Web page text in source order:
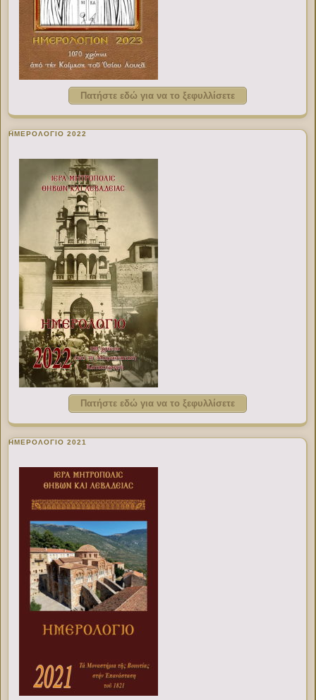
Πατήστε εδώ για να το ξεφυλλίσετε
ΗΜΕΡΟΛΟΓΙΟ 2022
Πατήστε εδώ για να το ξεφυλλίσετε
ΗΜΕΡΟΛΟΓΙΟ 2021